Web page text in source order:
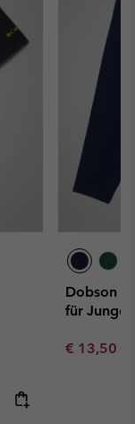
Dobson
für Jungen
Sale price:
€ 13,50€